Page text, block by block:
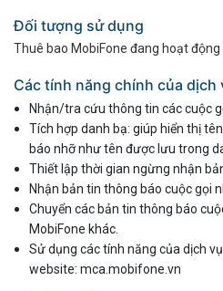
Đối tượng sử dụng
Thuê bao MobiFone đang hoạt động
Các tính năng chính của dịch
Nhận/tra cứu thông tin các cuộc
Tích hợp danh bạ: giúp hiển thị
báo nhỡ như tên được lưu trong
Thiết lập thời gian ngừng nhận
Nhận bản tin thông báo cuộc gọi
Chuyển các bản tin thông báo
MobiFone khác.
Sử dụng các tính năng của dịch
website: mca.mobifone.vn